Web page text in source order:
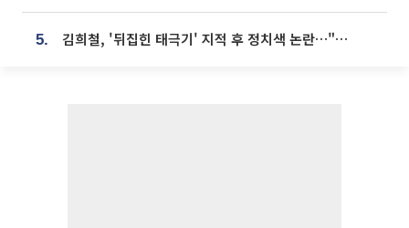
5. 김희철, '뒤집힌 태극기' 지적 후 정치색 논란…"좌우 떠나 우리나라 국기"